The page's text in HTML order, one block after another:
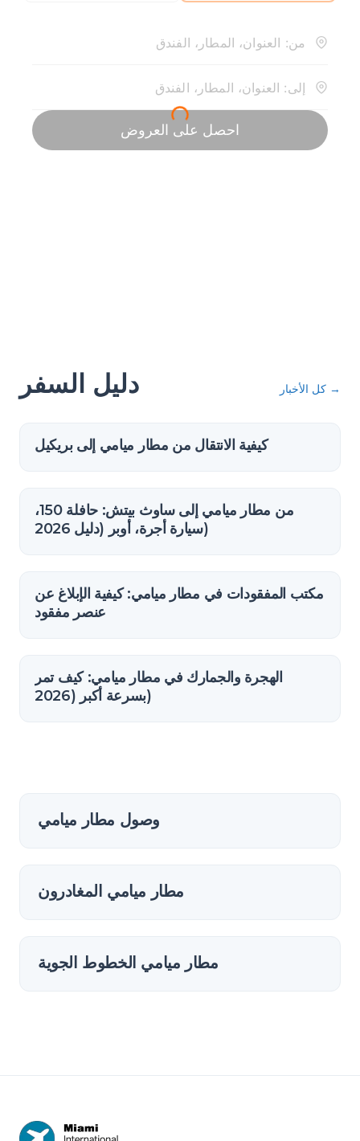
دليل السفر كل الأخبار →
كيفية الانتقال من مطار ميامي إلى بريكيل
من مطار ميامي إلى ساوث بيتش: حافلة 150،
سيارة أجرة، أوبر (دليل 2026)
مكتب المفقودات في مطار ميامي: كيفية الإبلاغ عن
عنصر مفقود
الهجرة والجمارك في مطار ميامي: كيف تمر
بسرعة أكبر (2026)
وصول مطار ميامي
مطار ميامي المغادرون
مطار ميامي الخطوط الجوية